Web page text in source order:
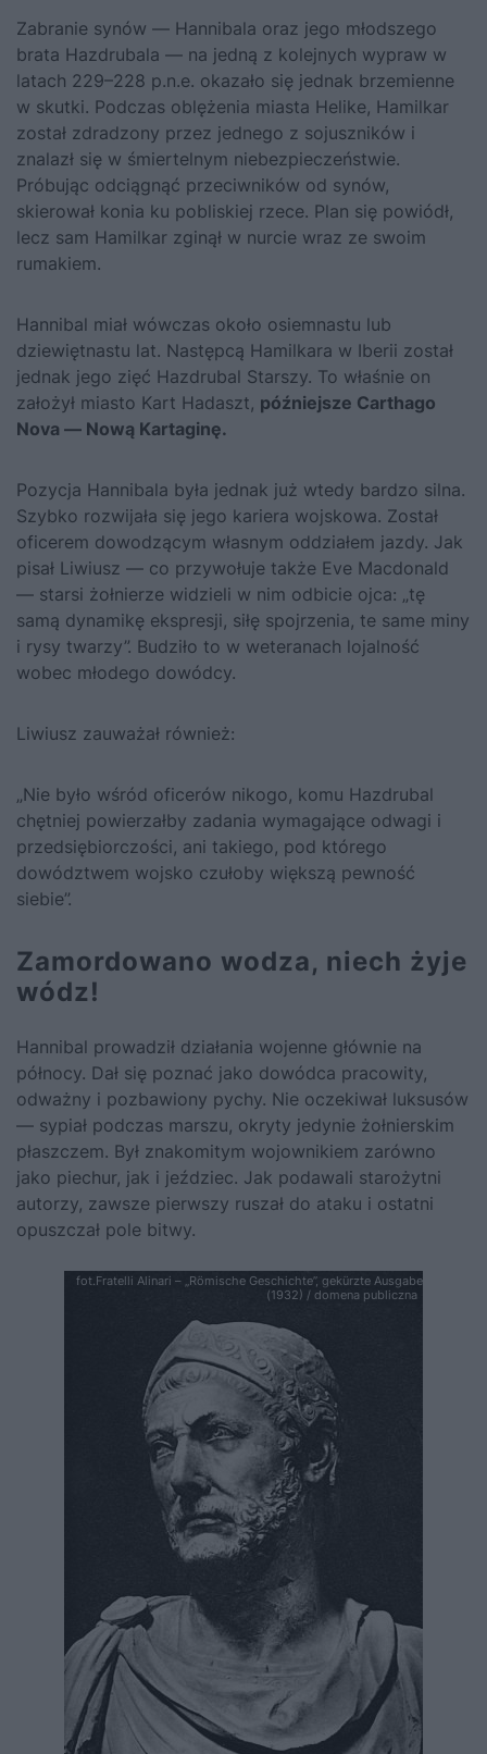
Zabranie synów — Hannibala oraz jego młodszego
brata Hazdrubala — na jedną z kolejnych wypraw w
latach 229–228 p.n.e. okazało się jednak brzemienne
w skutki. Podczas oblężenia miasta Helike, Hamilkar
został zdradzony przez jednego z sojuszników i
znalazł się w śmiertelnym niebezpieczeństwie.
Próbując odciągnąć przeciwników od synów,
skierował konia ku pobliskiej rzece. Plan się powiódł,
lecz sam Hamilkar zginął w nurcie wraz ze swoim
rumakiem.
Hannibal miał wówczas około osiemnastu lub
dziewiętnastu lat. Następcą Hamilkara w Iberii został
jednak jego zięć Hazdrubal Starszy. To właśnie on
założył miasto Kart Hadaszt, późniejsze Carthago
Nova — Nową Kartaginę.
Pozycja Hannibala była jednak już wtedy bardzo silna.
Szybko rozwijała się jego kariera wojskowa. Został
oficerem dowodzącym własnym oddziałem jazdy. Jak
pisał Liwiusz — co przywołuje także Eve Macdonald
— starsi żołnierze widzieli w nim odbicie ojca: „tę
samą dynamikę ekspresji, siłę spojrzenia, te same miny
i rysy twarzy”. Budziło to w weteranach lojalność
wobec młodego dowódcy.
Liwiusz zauważał również:
„Nie było wśród oficerów nikogo, komu Hazdrubal
chętniej powierzałby zadania wymagające odwagi i
przedsiębiorczości, ani takiego, pod którego
dowództwem wojsko czułoby większą pewność
siebie”.
Zamordowano wodza, niech żyje
wódz!
Hannibal prowadził działania wojenne głównie na
północy. Dał się poznać jako dowódca pracowity,
odważny i pozbawiony pychy. Nie oczekiwał luksusów
— sypiał podczas marszu, okryty jedynie żołnierskim
płaszczem. Był znakomitym wojownikiem zarówno
jako piechur, jak i jeździec. Jak podawali starożytni
autorzy, zawsze pierwszy ruszał do ataku i ostatni
opuszczał pole bitwy.
fot.Fratelli Alinari – „Römische Geschichte”, gekürzte Ausgabe
(1932) / domena publiczna